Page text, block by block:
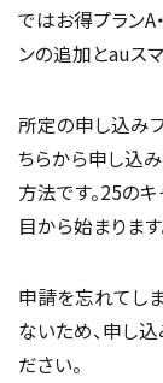
ではお得プランA
ンの追加とauス
所定の申し込み
ちらから申し込み
方法です。25の
目から始まります
申請を忘れてし
ないため、申し
ださい。